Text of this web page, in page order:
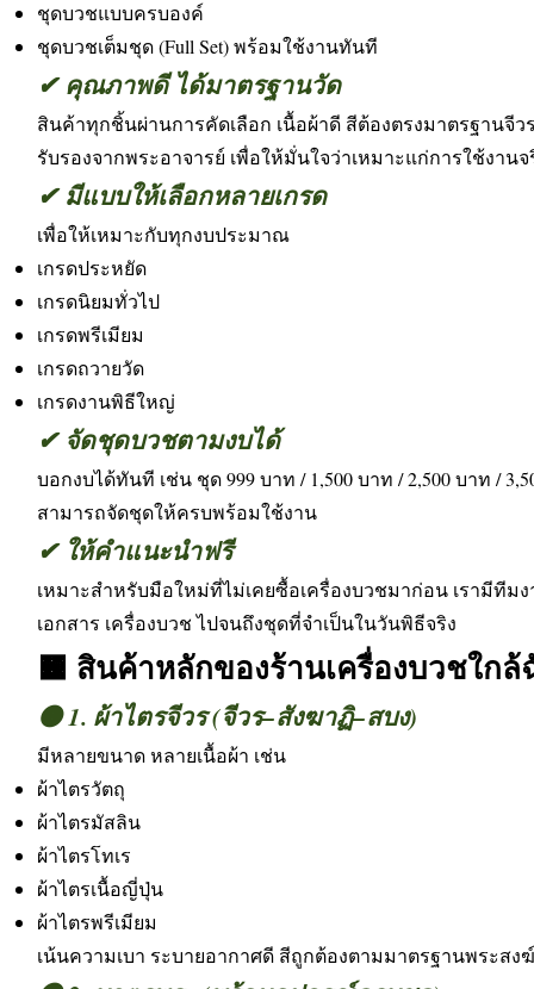
ชุดบวชแบบครบองค์
ชุดบวชเต็มชุด (Full Set) พร้อมใช้งานทันที
✔ คุณภาพดี ได้มาตรฐานวัด
สินค้าทุกชิ้นผ่านการคัดเลือก เนื้อผ้าดี สีต้องตรงมาตรฐานจีว
รับรองจากพระอาจารย์ เพื่อให้มั่นใจว่าเหมาะแก่การใช้งานจ
✔ มีแบบให้เลือกหลายเกรด
เพื่อให้เหมาะกับทุกงบประมาณ
เกรดประหยัด
เกรดนิยมทั่วไป
เกรดพรีเมียม
เกรดถวายวัด
เกรดงานพิธีใหญ่
✔ จัดชุดบวชตามงบได้
บอกงบได้ทันที เช่น ชุด 999 บาท / 1,500 บาท / 2,500 บาท /
สามารถจัดชุดให้ครบพร้อมใช้งาน
✔ ให้คำแนะนำฟรี
เหมาะสำหรับมือใหม่ที่ไม่เคยซื้อเครื่องบวชมาก่อน เรามีทีม
เอกสาร เครื่องบวช ไปจนถึงชุดที่จำเป็นในวันพิธีจริง
🟧 สินค้าหลักของร้านเครื่องบวชใก
🟤 1. ผ้าไตรจีวร (จีวร–สังฆาฏิ–สบง)
มีหลายขนาด หลายเนื้อผ้า เช่น
ผ้าไตรวัตถุ
ผ้าไตรมัสลิน
ผ้าไตรโทเร
ผ้าไตรเนื้อญี่ปุ่น
ผ้าไตรพรีเมียม
เน้นความเบา ระบายอากาศดี สีถูกต้องตามมาตรฐานพระสงฆ์